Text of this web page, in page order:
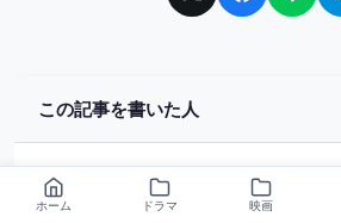
この記事を書いた人
あらすじマスター管
ホーム ドラマ 映画